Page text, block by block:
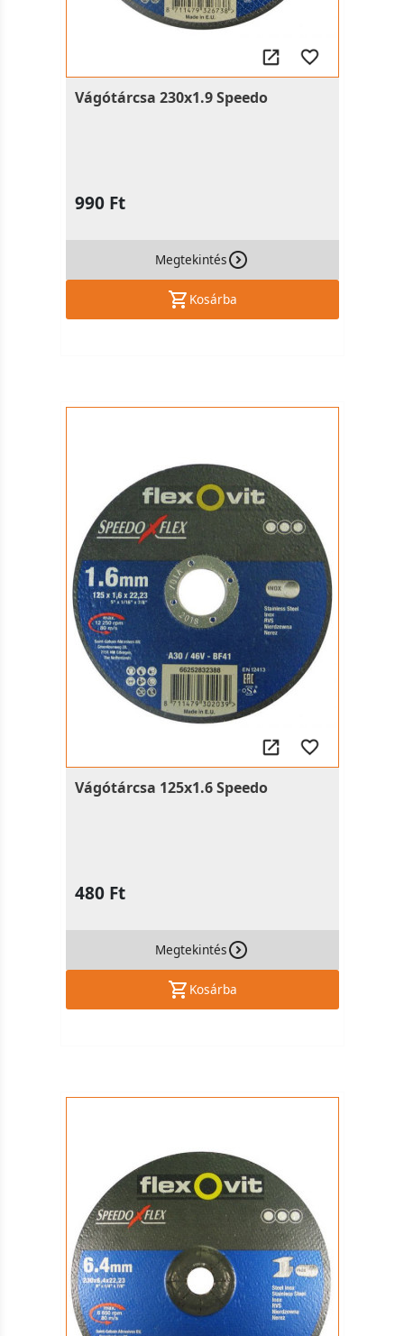
Vágótárcsa 230x1.9 Speedo
990 Ft
Megtekintés
Kosárba
Vágótárcsa 125x1.6 Speedo
480 Ft
Megtekintés
Kosárba